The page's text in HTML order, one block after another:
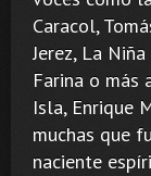
Caracol,
Jerez, La
Farina o más
Isla, Enrique
muchas que
naciente